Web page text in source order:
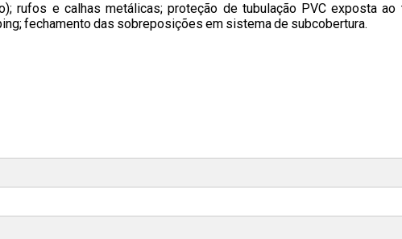
rufos e calhas metálicas; proteção de tubulação PVC exposta
fechamento das sobreposições em sistema de subcobertura.